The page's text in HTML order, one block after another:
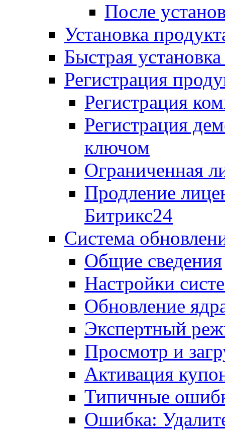
После
Установка
Быстрая
Регистрация
Регистрация
Регистрация
ключом
Ограниченная
Продление
Битрикс24
Система
Общие сведения
Настройки
Обновление
Экспертный
Просмотр и
Активация
Типичные
Ошибка: